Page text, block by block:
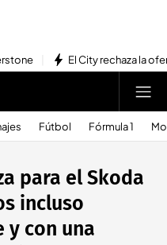
El City rechaza la
Fútbol Fórmula 1
para el Skoda
incluso
y con una